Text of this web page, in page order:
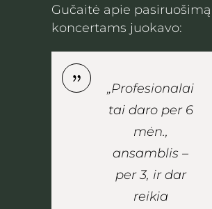
Gučaitė apie pasiruošimą
koncertams juokavo:
„Profesionalai
tai daro per 6
mėn.,
ansamblis –
per 3, ir dar
reikia